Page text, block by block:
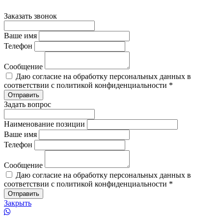
Заказать звонок
Ваше имя
Телефон
Сообщение
Даю согласие на обработку персональных данных в
соответствии с политикой конфиденциальности *
Задать вопрос
Наименование позиции
Ваше имя
Телефон
Сообщение
Даю согласие на обработку персональных данных в
соответствии с политикой конфиденциальности *
Закрыть